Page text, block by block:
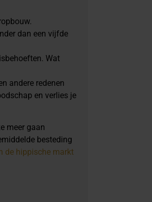
dan een vijfde
Wat
andere redenen
en verlies je
meer gaan
besteding
de hippische markt